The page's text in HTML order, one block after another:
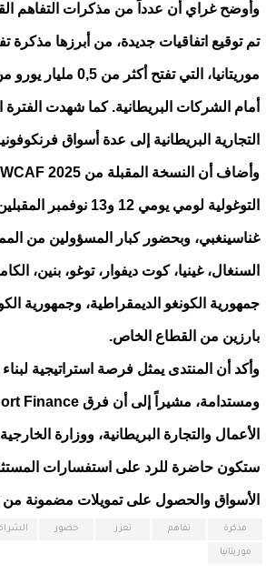
وأوضح غراي أن عدداً من مذكرات التفاهم
تم توقيع اتفاقيات جديدة، من أبرزها مذكرة
موريتانيا، التي تفتح
أمام الشركات البريطانية. كما شهدت الفترة
التجارية البريطانية إلى عدة أسواق
التوغولية لومي يومي 12
غناسينغبي، وبحضور كبار المسؤولين من
السنغال، غينيا، كوت ديفوار، توغو، بنين،
جمهورية الكونغو الديمقراطية، وجمهورية
بارزين من القطاع الخاص.
وأكد أن المنتدى يمثل فرصة استراتيجية
الأعمال والتجارة البريطانية، ووزارة
ستكون حاضرة للرد على استفسارات
الأسواق والحصول على تمويلات مضمونة من UKEF.
مذكرة تفاهم تعزز حضور
موريتانيا